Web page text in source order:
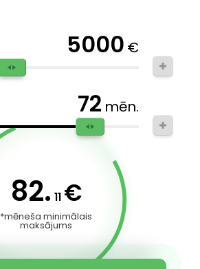
5000 €
72 mēn.
82. 11 €
*mēneša minimālais
maksājums